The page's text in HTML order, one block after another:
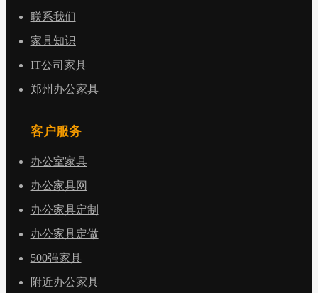
联系我们
家具知识
IT公司家具
郑州办公家具
客户服务
办公室家具
办公家具网
办公家具定制
办公家具定做
500强家具
附近办公家具